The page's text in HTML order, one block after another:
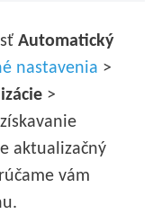
Automatický
nastavenia >
>
aktualizačný
vám